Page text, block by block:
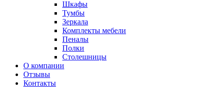
Шкафы
Тумбы
Зеркала
Комплекты мебели
Пеналы
Полки
Столешницы
О компании
Отзывы
Контакты